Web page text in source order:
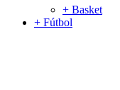
+ Basket
+ Fútbol